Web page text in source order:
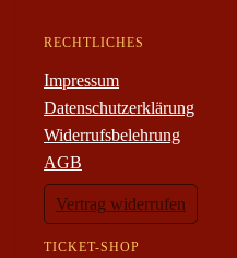
RECHTLICHES
Impressum
Datenschutzerklärung
Widerrufsbelehrung
AGB
Vertrag widerrufen
TICKET-SHOP